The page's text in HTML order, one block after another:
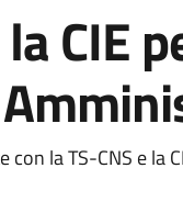
CIE
la TS-CNS e